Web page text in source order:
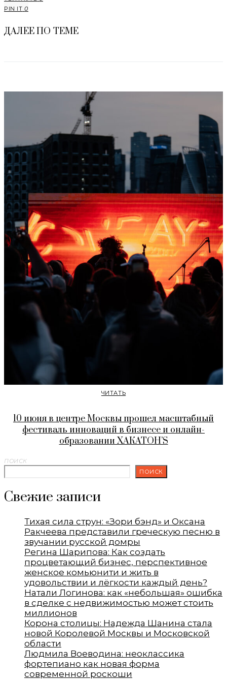
PIN IT 0
ДАЛЕЕ ПО ТЕМЕ
ЧИТАТЬ
10 июня в центре Москвы прошел масштабный
фестиваль инноваций в бизнесе и онлайн-
образовании ХАКАТОН’S
ПОИСК
ПОИСК
Свежие записи
Тихая сила струн: «Зори бэнд» и Оксана
Ракчеева представили греческую песню в
звучании русской домры
Регина Шарипова: Как создать
процветающий бизнес, перспективное
женское комьюнити и жить в
удовольствии и лёгкости каждый день?
Натали Логинова: как «небольшая» ошибка
в сделке с недвижимостью может стоить
миллионов
Корона столицы: Надежда Шанина стала
новой Королевой Москвы и Московской
области
Людмила Воеводина: неоклассика
фортепиано как новая форма
современной роскоши